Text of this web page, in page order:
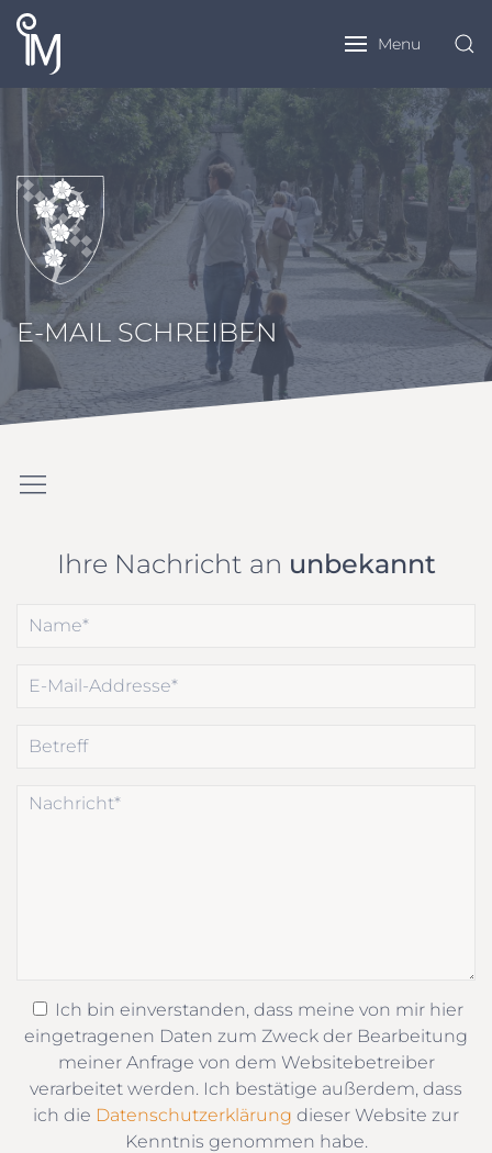
Menu
E-MAIL SCHREIBEN
Ihre Nachricht an unbekannt
Ich bin einverstanden, dass meine von mir hier
eingetragenen Daten zum Zweck der Bearbeitung
meiner Anfrage von dem Websitebetreiber
verarbeitet werden. Ich bestätige außerdem, dass
ich die Datenschutzerklärung dieser Website zur
Kenntnis genommen habe.